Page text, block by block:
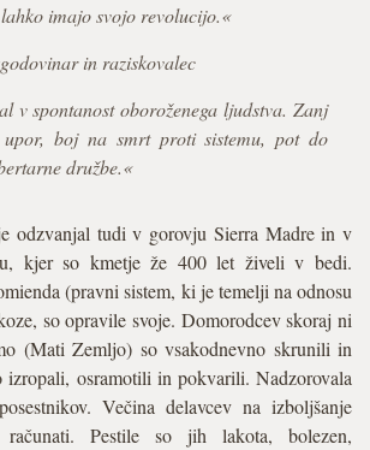
imajo svojo revolucijo.«
in raziskovalec
v spontanost oboroženega ljudstva. Zanj
boj na smrt proti sistemu, pot do
družbe.«
odzvanjal tudi v gorovju Sierra Madre in v
kjer so kmetje že 400 let živeli v bedi.
(pravni sistem, ki je temelji na odnosu
so opravile svoje. Domorodcev skoraj ni
(Mati Zemljo) so vsakodnevno skrunili in
izropali, osramotili in pokvarili. Nadzorovala
Večina delavcev na izboljšanje
Pestile so jih lakota, bolezen,